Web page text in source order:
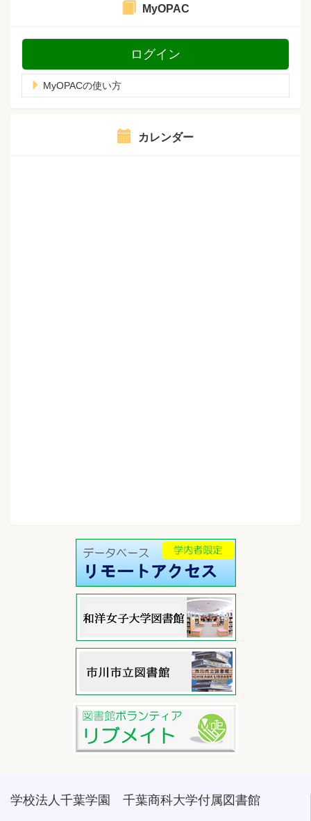
MyOPAC
ログイン
MyOPACの使い方
カレンダー
学校法人千葉学園 千葉商科大学付属図書館